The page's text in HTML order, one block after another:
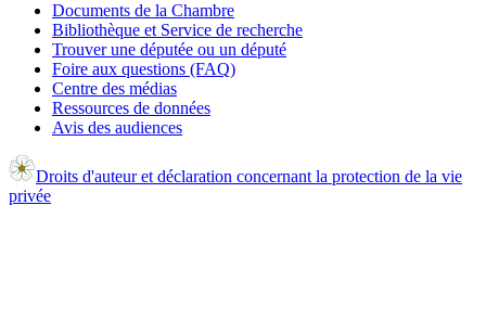
Documents de la Chambre
Bibliothèque et Service de recherche
Trouver une députée ou un député
Foire aux questions (FAQ)
Centre des médias
Ressources de données
Avis des audiences
Droits d'auteur et déclaration concernant la protection de la vie
privée